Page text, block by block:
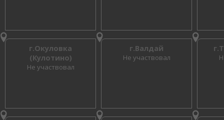
г.Окуловка
(Кулотино)
Не участвовал
г.Валдай
Не участвовал